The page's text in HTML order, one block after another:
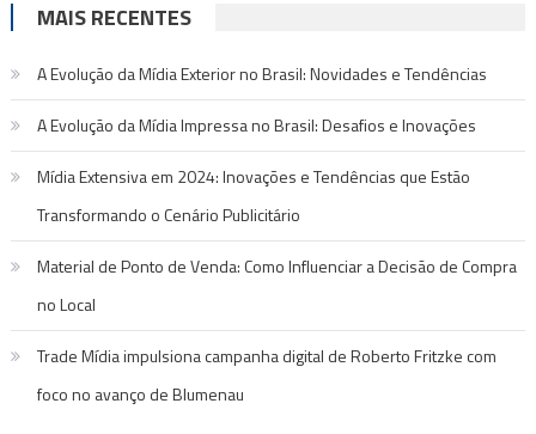
MAIS RECENTES
A Evolução da Mídia Exterior no Brasil: Novidades e Tendências
A Evolução da Mídia Impressa no Brasil: Desafios e Inovações
Mídia Extensiva em 2024: Inovações e Tendências que Estão
Transformando o Cenário Publicitário
Material de Ponto de Venda: Como Influenciar a Decisão de Compra
no Local
Trade Mídia impulsiona campanha digital de Roberto Fritzke com
foco no avanço de Blumenau